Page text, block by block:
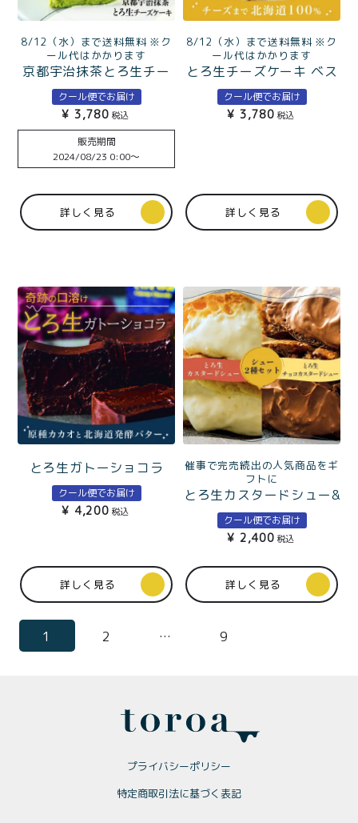
8/12（水）まで送料無料 ※ク
ール代はかかります
京都宇治抹茶とろ生チー
ズケーキ
クール便でお届け
¥ 3,780 税込
販売期間
2024/08/23 0:00〜
詳しく見る
8/12（水）まで送料無料 ※ク
ール代はかかります
とろ生チーズケーキ ベス
トお取り寄せ大賞2024洋
菓子・スイーツ 部門金賞
&3年連続受賞殿堂入り
クール便でお届け
¥ 3,780 税込
詳しく見る
とろ生ガトーショコラ
クール便でお届け
¥ 4,200 税込
詳しく見る
催事で完売続出の人気商品をギ
フトに
とろ生カスタードシュー&
とろ生チョコカスタード
シューギフトBOX入
クール便でお届け
¥ 2,400 税込
詳しく見る
1 2 … 9
プライバシーポリシー
特定商取引法に基づく表記